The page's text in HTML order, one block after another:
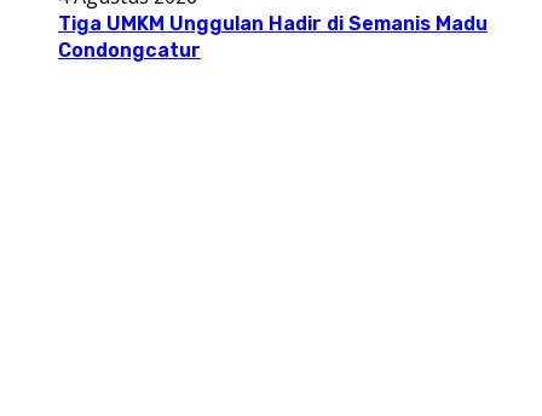
Tiga UMKM Unggulan Hadir di Semanis Madu
Condongcatur